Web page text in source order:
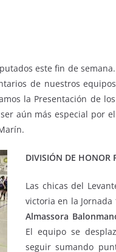
este fin de
de nuestros
la Presentación de
aún más especial por
DIVISIÓN DE HONOR
Las chicas del
victoria en la
Almassora
El equipo se
seguir sumando